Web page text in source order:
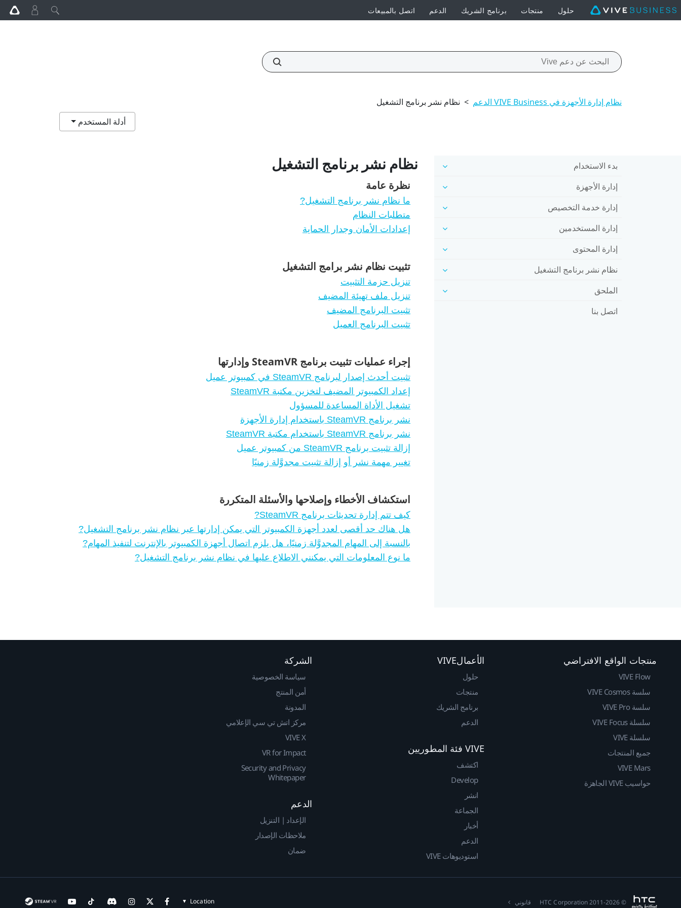
حلول منتجات برنامج الشريك الدعم اتصل بالمبيعات
نظام إدارة الأجهزة في VIVE Business الدعم > نظام نشر برنامج التشغيل
أدلة المستخدم
بدء الاستخدام
إدارة الأجهزة
إدارة خدمة التخصيص
إدارة المستخدمين
إدارة المحتوى
نظام نشر برنامج التشغيل
الملحق
اتصل بنا
نظام نشر برنامج التشغيل
نظرة عامة
ما نظام نشر برنامج التشغيل?
متطلبات النظام
إعدادات الأمان وجدار الحماية
تثبيت نظام نشر برامج التشغيل
تنزيل حزمة التثبيت
تنزيل ملف تهيئة المضيف
تثبيت البرنامج المضيف
تثبيت البرنامج العميل
إجراء عمليات تثبيت برنامج SteamVR وإدارتها
تثبيت أحدث إصدار لبرنامج SteamVR في كمبيوتر عميل
إعداد الكمبيوتر المضيف لتخزين مكتبة SteamVR
تشغيل الأداة المساعدة للمسؤول
نشر برنامج SteamVR باستخدام إدارة الأجهزة
نشر برنامج SteamVR باستخدام مكتبة SteamVR
إزالة تثبيت برنامج SteamVR من كمبيوتر عميل
تغيير مهمة نشر أو إزالة تثبيت مجدوَّلة زمنيًا
استكشاف الأخطاء وإصلاحها والأسئلة المتكررة
كيف تتم إدارة تحديثات برنامج SteamVR?
هل هناك حد أقصى لعدد أجهزة الكمبيوتر التي يمكن إدارتها عبر نظام نشر برنامج التشغيل?
بالنسبة إلى المهام المجدوَّلة زمنيًا، هل يلزم اتصال أجهزة الكمبيوتر بالإنترنت لتنفيذ المهام?
ما نوع المعلومات التي يمكنني الاطلاع عليها في نظام نشر برنامج التشغيل?
منتجات الواقع الافتراضي
VIVE Flow
سلسة VIVE Cosmos
سلسة VIVE Pro
سلسلة VIVE Focus
سلسلة VIVE
جميع المنتجات
VIVE Mars
حواسيب VIVE الجاهزة
الأعمالVIVE
حلول
منتجات
برنامج الشريك
الدعم
VIVE فئة المطوريين
اكتشف
Develop
انشر
الجماعة
أخبار
الدعم
استوديوهات VIVE
الشركة
سياسة الخصوصية
أمن المنتج
المدونة
مركز اتش تي سي الإعلامي
VIVE X
VR for Impact
Security and Privacy
Whitepaper
الدعم
الإعداد | التنزيل
ملاحظات الإصدار
ضمان
Location © 2011-2026 HTC Corporation قانوني